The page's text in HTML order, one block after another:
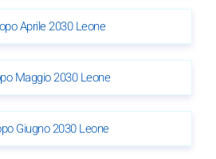
Aprile 2030 Leone
Maggio 2030 Leone
Giugno 2030 Leone